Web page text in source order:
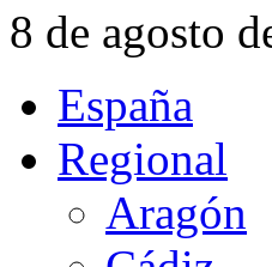
8 de agosto
España
Regional
Aragón